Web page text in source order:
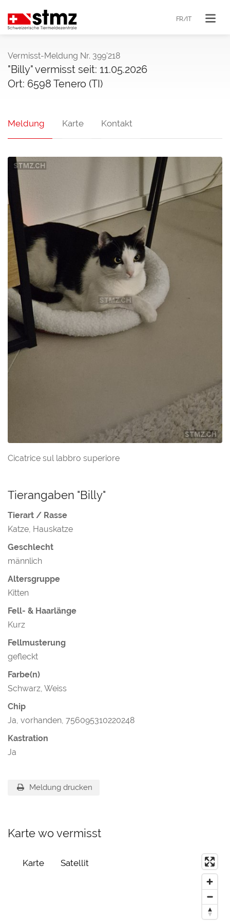
FR/IT
Vermisst-Meldung Nr. 399'218
"Billy" vermisst seit: 11.05.2026
Ort: 6598 Tenero (TI)
Meldung Karte Kontakt
Cicatrice sul labbro superiore
Tierangaben "Billy"
Tierart / Rasse
Katze, Hauskatze
Geschlecht
männlich
Altersgruppe
Kitten
Fell- & Haarlänge
Kurz
Fellmusterung
gefleckt
Farbe(n)
Schwarz, Weiss
Chip
Ja, vorhanden, 756095310220248
Kastration
Ja
Meldung drucken
Karte wo vermisst
Karte Satellit